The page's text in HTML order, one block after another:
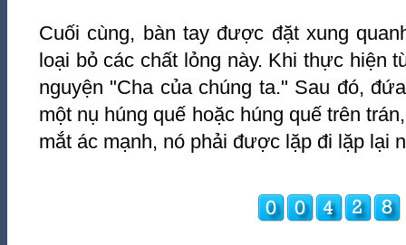
Cuối cùng, bàn tay được đặt xung
loại bỏ các chất lỏng này. Khi thực hiện
nguyện "Cha của chúng ta." Sau đó,
một nụ húng quế hoặc húng quế trên
mắt ác mạnh, nó phải được lặp đi lặp lại